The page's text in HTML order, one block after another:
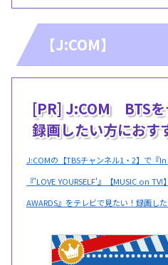
【J:COM】
[PR] J:COM BTSを
録画したい方におす
J:COMの【TBSチャンネル1・2】で『In
『'LOVE YOURSELF'』【MUSIC on
AWARDS』をテレビで見たい！録画し